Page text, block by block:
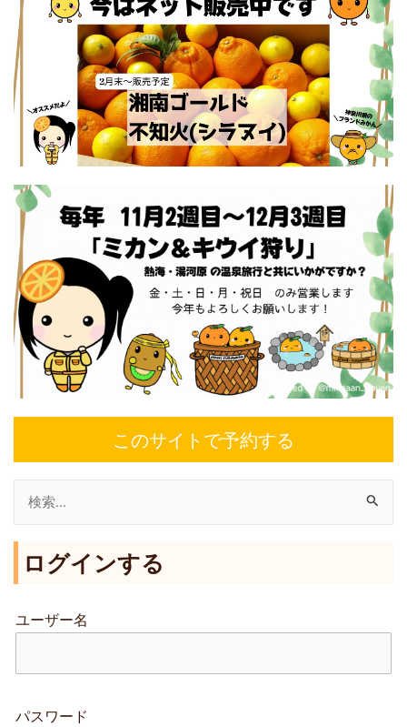
このサイトで予約する
索
象
ログインする
ユーザー名
パスワード